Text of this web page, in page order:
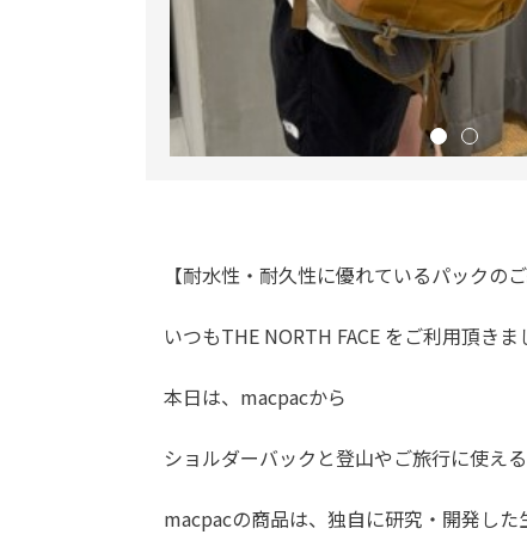
【耐水性・耐久性に優れているパックのご
いつもTHE NORTH FACE をご利用頂き
本日は、macpacから
ショルダーバックと登山やご旅行に使え
macpacの商品は、独自に研究・開発した